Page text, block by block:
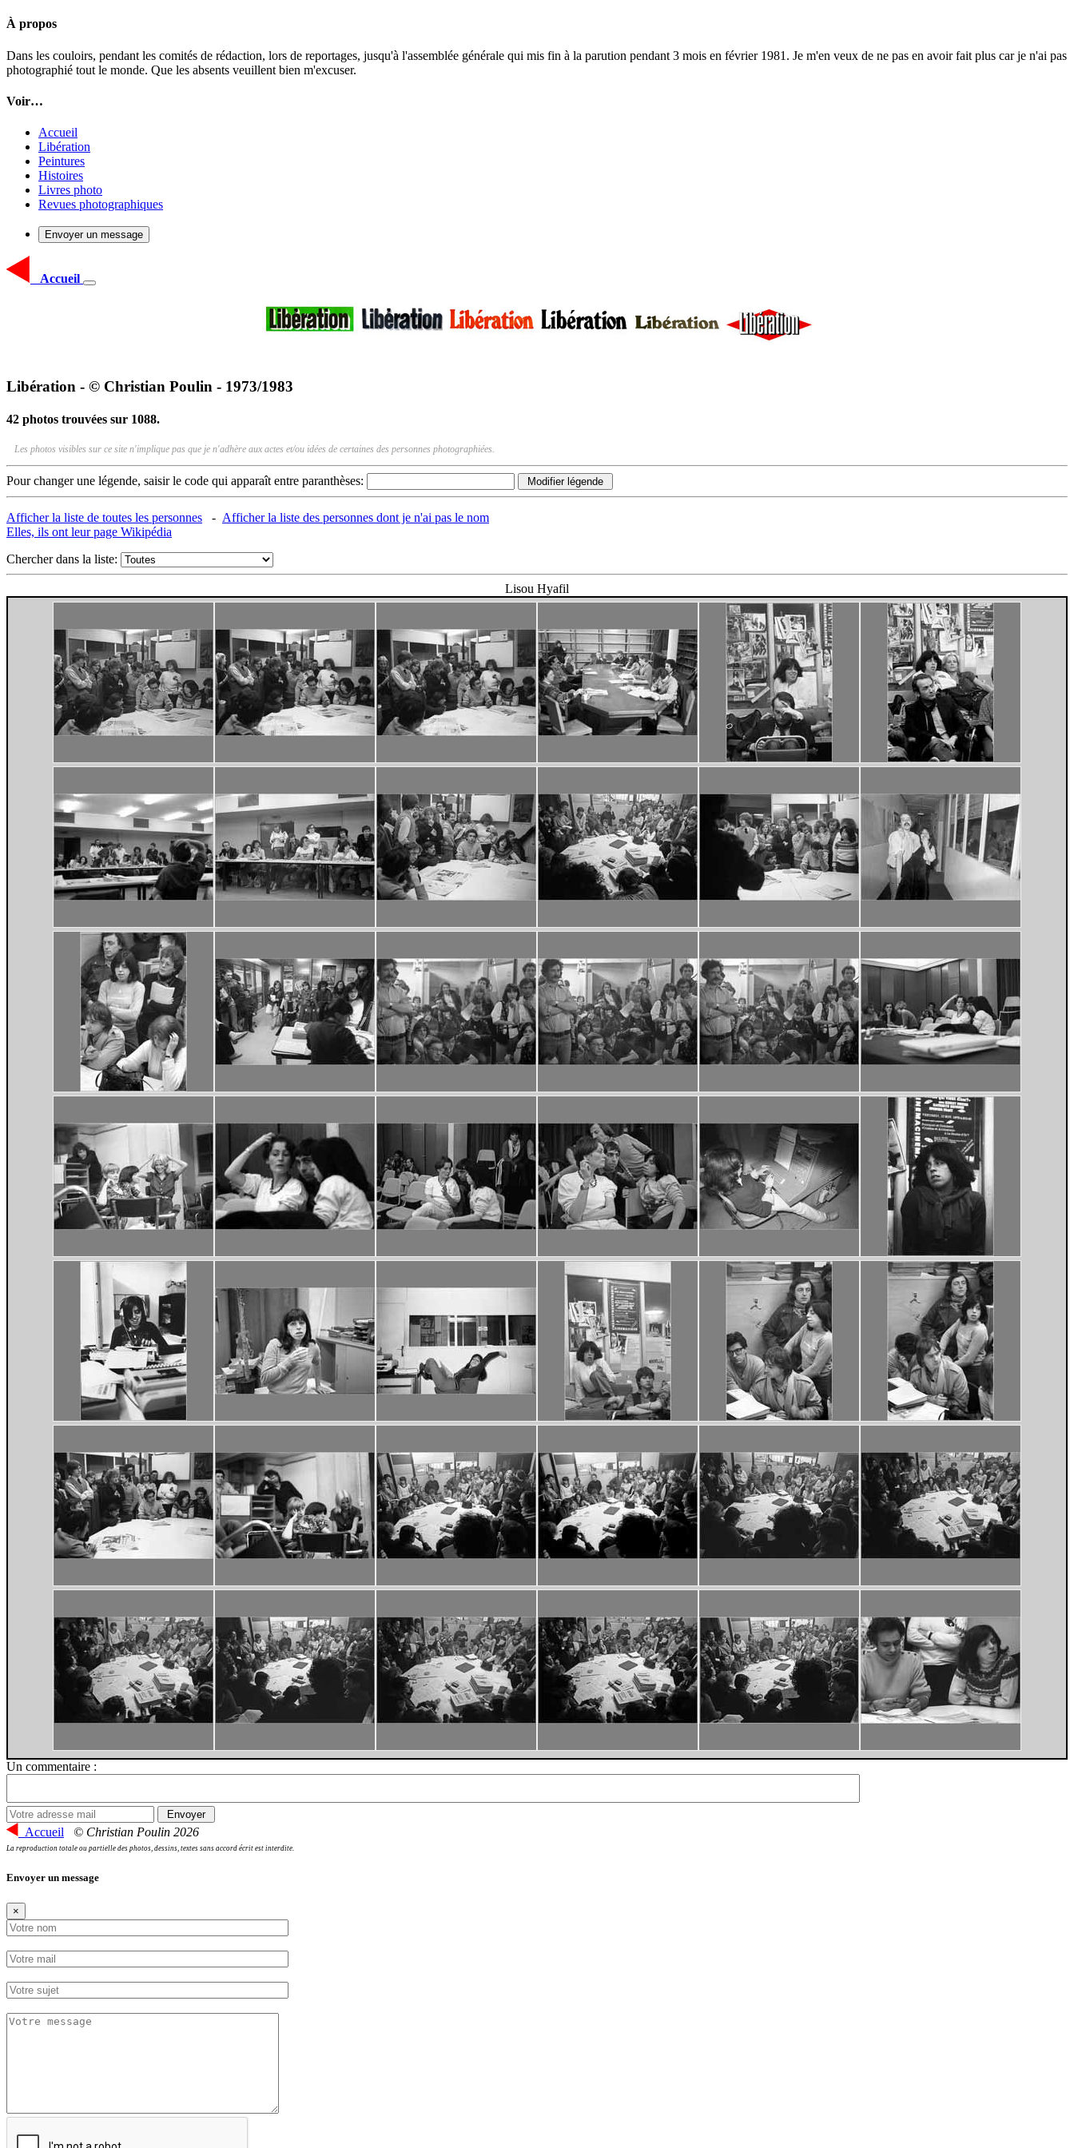
À propos
Dans les couloirs, pendant les comités de rédaction, lors de reportages, jusqu'à l'assemblée générale qui mis fin à la parution pendant 3 mois en février 1981. Je m'en veux de ne pas en avoir fait plus car je n'ai pas
photographié tout le monde. Que les absents veuillent bien m'excuser.
Voir…
Accueil
Libération
Peintures
Histoires
Livres photo
Revues photographiques
Envoyer un message
Accueil
Libération - © Christian Poulin - 1973/1983
42 photos trouvées sur 1088.
Les photos visibles sur ce site n'implique pas que je n'adhère aux actes et/ou idées de certaines des personnes photographiées.
Pour changer une légende, saisir le code qui apparaît entre paranthèses:
Afficher la liste de toutes les personnes - Afficher la liste des personnes dont je n'ai pas le nom
Elles, ils ont leur page Wikipédia
Chercher dans la liste:
Lisou Hyafil
Un commentaire :
Accueil © Christian Poulin 2026
La reproduction totale ou partielle des photos, dessins, textes sans accord écrit est interdite.
Envoyer un message
×